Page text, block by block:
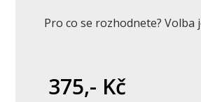
Pro co se rozhodnete? Volba
375,- Kč